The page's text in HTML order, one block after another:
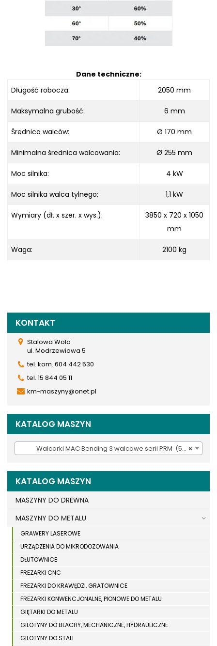
Dane techniczne:
Długość robocza: 2050 mm
Maksymalna grubość: 6 mm
Średnica walców: Ø 170 mm
Minimalna średnica walcowania: Ø 255 mm
Moc silnika: 4 kW
Moc silnika walca tylnego: 1,1 kW
Wymiary (dł. x szer. x wys.): 3850 x 720 x 1050
mm
Waga: 2100 kg
KONTAKT
Stalowa Wola
ul. Modrzewiowa 5
tel. kom. 604 442 530
tel. 15 844 05 11
km-maszyny@onet.pl
KATALOG MASZYN
×
Walcarki MAC Bending 3 walcowe serii PRM (54)
KATALOG MASZYN
MASZYNY DO DREWNA
MASZYNY DO METALU
GRAWERY LASEROWE
URZĄDZENIA DO MIKRODOZOWANIA
DŁUTOWNICE
FREZARKI CNC
FREZARKI DO KRAWĘDZI, GRATOWNICE
FREZARKI KONWENCJONALNE, PIONOWE DO METALU
GIĘTARKI DO METALU
GILOTYNY DO BLACHY, MECHANICZNE, HYDRAULICZNE
GILOTYNY DO STALI